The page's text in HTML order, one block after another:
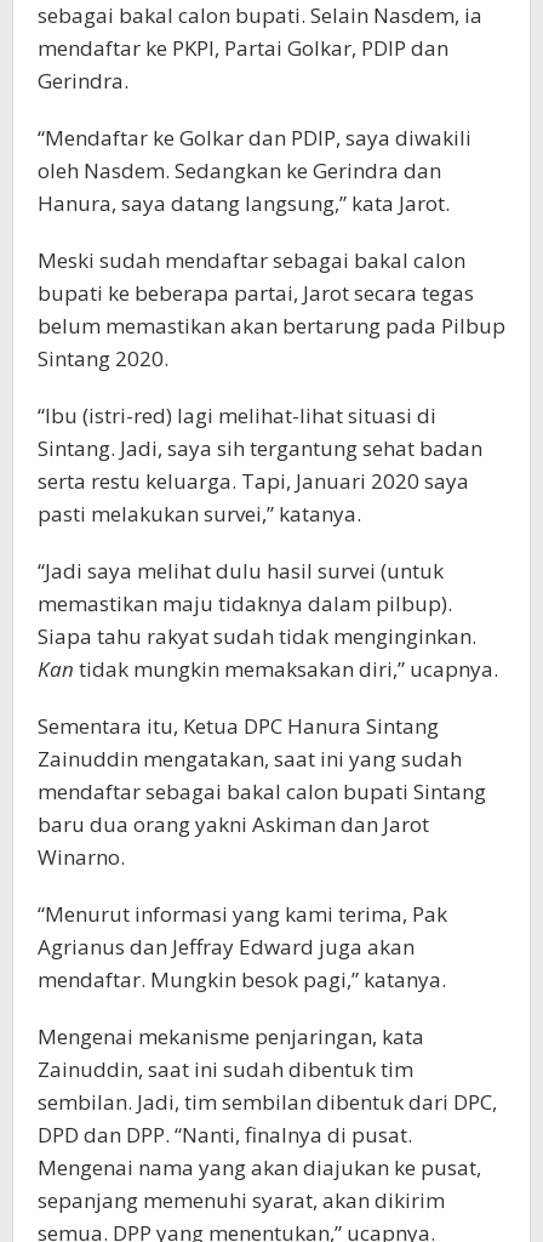
sebagai bakal calon bupati. Selain Nasdem, ia
mendaftar ke PKPI, Partai Golkar, PDIP dan
Gerindra.
“Mendaftar ke Golkar dan PDIP, saya diwakili
oleh Nasdem. Sedangkan ke Gerindra dan
Hanura, saya datang langsung,” kata Jarot.
Meski sudah mendaftar sebagai bakal calon
bupati ke beberapa partai, Jarot secara tegas
belum memastikan akan bertarung pada Pilbup
Sintang 2020.
“Ibu (istri-red) lagi melihat-lihat situasi di
Sintang. Jadi, saya sih tergantung sehat badan
serta restu keluarga. Tapi, Januari 2020 saya
pasti melakukan survei,” katanya.
“Jadi saya melihat dulu hasil survei (untuk
memastikan maju tidaknya dalam pilbup).
Siapa tahu rakyat sudah tidak menginginkan.
Kan tidak mungkin memaksakan diri,” ucapnya.
Sementara itu, Ketua DPC Hanura Sintang
Zainuddin mengatakan, saat ini yang sudah
mendaftar sebagai bakal calon bupati Sintang
baru dua orang yakni Askiman dan Jarot
Winarno.
“Menurut informasi yang kami terima, Pak
Agrianus dan Jeffray Edward juga akan
mendaftar. Mungkin besok pagi,” katanya.
Mengenai mekanisme penjaringan, kata
Zainuddin, saat ini sudah dibentuk tim
sembilan. Jadi, tim sembilan dibentuk dari DPC,
DPD dan DPP. “Nanti, finalnya di pusat.
Mengenai nama yang akan diajukan ke pusat,
sepanjang memenuhi syarat, akan dikirim
semua. DPP yang menentukan,” ucapnya.